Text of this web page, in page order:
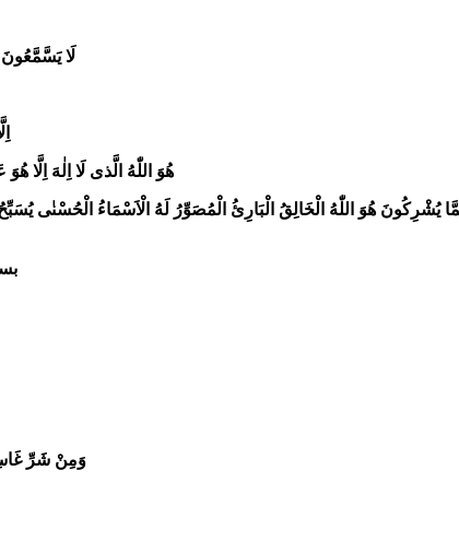
لَا
هُوَ اللّٰهُ الَّذى لَا اِلٰهَ اِلَّا
يُشْرِكُونَ هُوَ اللّٰهُ الْخَالِقُ الْبَارِئُ الْمُصَوِّرُ لَهُ الْاَسْمَاءُ الْحُسْنٰى
وَمِنْ شَرِّ